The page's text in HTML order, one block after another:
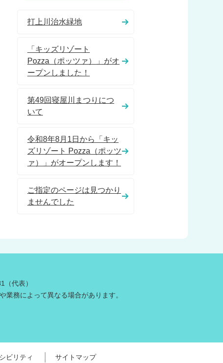
打上川治水緑地
「キッズリゾート
Pozza（ポッツァ）」がオ
ープンしました！
第49回寝屋川まつりにつ
いて
令和8年8月1日から「キッ
ズリゾート Pozza（ポッツ
ァ）」がオープンします！
ご指定のページは見つかり
ませんでした
（代表）
業務によって異なる場合があります。
ビリティ サイトマップ